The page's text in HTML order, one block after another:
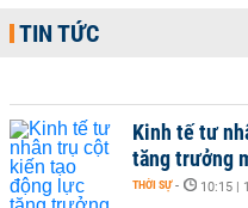
TIN TỨC
Kinh tế tư
tăng trưởng
THỜI SỰ - 10:15 |